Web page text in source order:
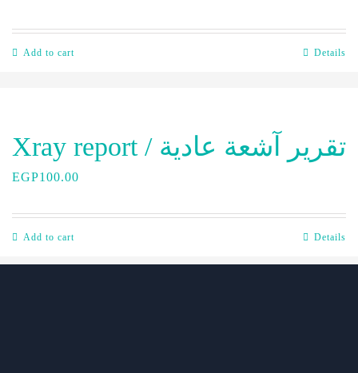
Add to cart Details
Xray report / تقرير آشعة عادية
EGP100.00
Add to cart Details